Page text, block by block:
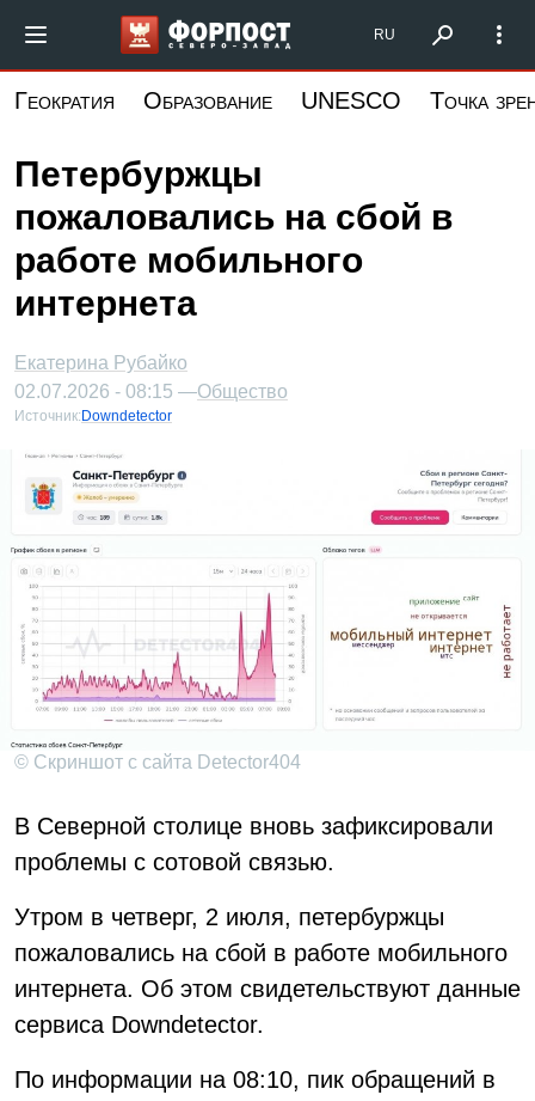
основному
Форпост Северо-Запад
RU
Геократия Образование UNESCO Точка
Петербуржцы
пожаловались на сбой в
работе мобильного
интернета
Екатерина Рубайко
02.07.2026 - 08:15 —Общество
Источник: Downdetector
© Скриншот с сайта Detector404
В Северной столице вновь зафиксировали
проблемы с сотовой связью.
Утром в четверг, 2 июля, петербуржцы
пожаловались на сбой в работе мобильного
интернета. Об этом свидетельствуют данные
сервиса Downdetector.
По информации на 08:10, пик обращений в